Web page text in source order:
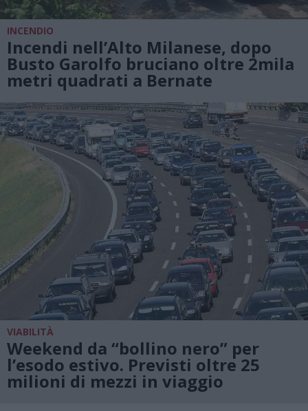
INCENDIO
Incendi nell’Alto Milanese, dopo
Busto Garolfo bruciano oltre 2mila
metri quadrati a Bernate
VIABILITÀ
Weekend da “bollino nero” per
l’esodo estivo. Previsti oltre 25
milioni di mezzi in viaggio